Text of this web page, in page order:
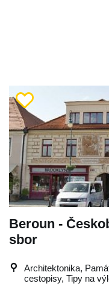
Beroun -
sbor
Architektonika,
cestopisy, Tipy na